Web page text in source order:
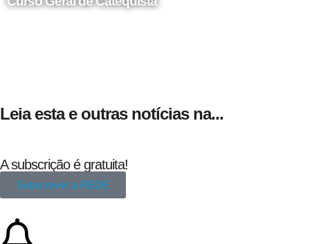
Leia esta e outras notícias na...
A subscrição é gratuita!
Subscrever a REDE